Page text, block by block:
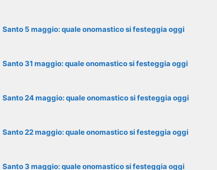
Santo 5 maggio: quale onomastico si festeggia oggi
Santo 31 maggio: quale onomastico si festeggia oggi
Santo 24 maggio: quale onomastico si festeggia oggi
Santo 22 maggio: quale onomastico si festeggia oggi
Santo 3 maggio: quale onomastico si festeggia oggi